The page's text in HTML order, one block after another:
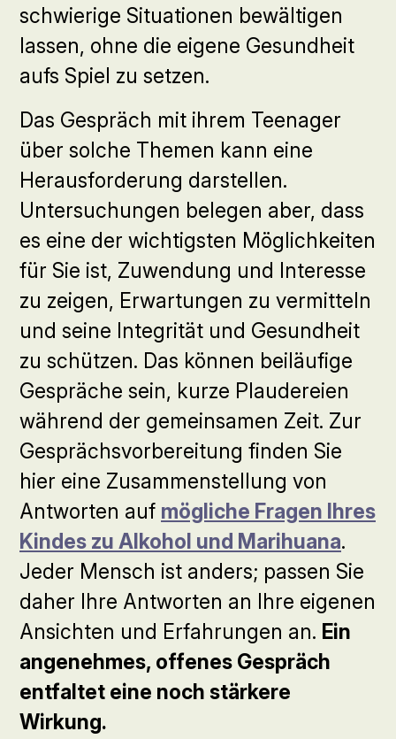
schwierige Situationen bewältigen
lassen, ohne die eigene Gesundheit
aufs Spiel zu setzen.
Das Gespräch mit ihrem Teenager
über solche Themen kann eine
Herausforderung darstellen.
Untersuchungen belegen aber, dass
es eine der wichtigsten Möglichkeiten
für Sie ist, Zuwendung und Interesse
zu zeigen, Erwartungen zu vermitteln
und seine Integrität und Gesundheit
zu schützen. Das können beiläufige
Gespräche sein, kurze Plaudereien
während der gemeinsamen Zeit. Zur
Gesprächsvorbereitung finden Sie
hier eine Zusammenstellung von
Antworten auf mögliche Fragen Ihres
Kindes zu Alkohol und Marihuana.
Jeder Mensch ist anders; passen Sie
daher Ihre Antworten an Ihre eigenen
Ansichten und Erfahrungen an. Ein
angenehmes, offenes Gespräch
entfaltet eine noch stärkere
Wirkung.